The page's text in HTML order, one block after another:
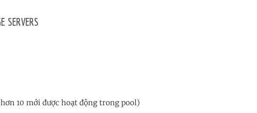
servers
10 mới được hoạt động trong pool)